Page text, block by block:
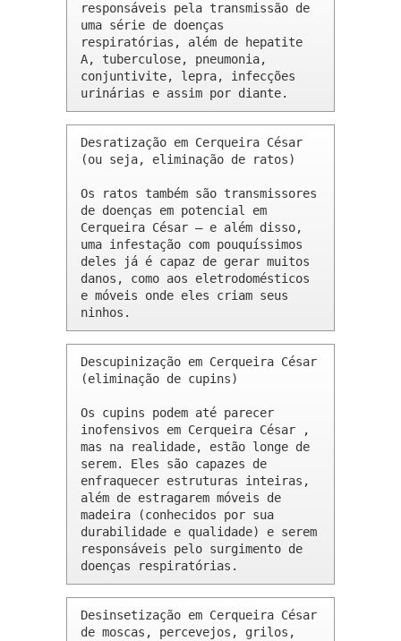
responsáveis pela transmissão de
uma série de doenças
respiratórias, além de hepatite
A, tuberculose, pneumonia,
conjuntivite, lepra, infecções
urinárias e assim por diante.
Desratização em Cerqueira César
(ou seja, eliminação de ratos)
Os ratos também são transmissores
de doenças em potencial em
Cerqueira César – e além disso,
uma infestação com pouquíssimos
deles já é capaz de gerar muitos
danos, como aos eletrodomésticos
e móveis onde eles criam seus
ninhos.
Descupinização em Cerqueira César
(eliminação de cupins)
Os cupins podem até parecer
inofensivos em Cerqueira César ,
mas na realidade, estão longe de
serem. Eles são capazes de
enfraquecer estruturas inteiras,
além de estragarem móveis de
madeira (conhecidos por sua
durabilidade e qualidade) e serem
responsáveis pelo surgimento de
doenças respiratórias.
Desinsetização em Cerqueira César
de moscas, percevejos, grilos,